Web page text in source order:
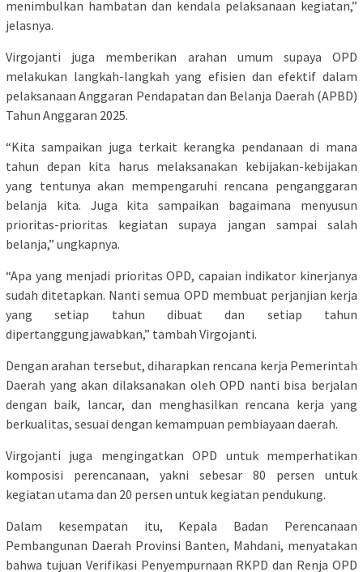
menimbulkan hambatan dan kendala pelaksanaan kegiatan,”
jelasnya.
Virgojanti juga memberikan arahan umum supaya OPD
melakukan langkah-langkah yang efisien dan efektif dalam
pelaksanaan Anggaran Pendapatan dan Belanja Daerah (APBD)
Tahun Anggaran 2025.
“Kita sampaikan juga terkait kerangka pendanaan di mana
tahun depan kita harus melaksanakan kebijakan-kebijakan
yang tentunya akan mempengaruhi rencana penganggaran
belanja kita. Juga kita sampaikan bagaimana menyusun
prioritas-prioritas kegiatan supaya jangan sampai salah
belanja,” ungkapnya.
“Apa yang menjadi prioritas OPD, capaian indikator kinerjanya
sudah ditetapkan. Nanti semua OPD membuat perjanjian kerja
yang setiap tahun dibuat dan setiap tahun
dipertanggungjawabkan,” tambah Virgojanti.
Dengan arahan tersebut, diharapkan rencana kerja Pemerintah
Daerah yang akan dilaksanakan oleh OPD nanti bisa berjalan
dengan baik, lancar, dan menghasilkan rencana kerja yang
berkualitas, sesuai dengan kemampuan pembiayaan daerah.
Virgojanti juga mengingatkan OPD untuk memperhatikan
komposisi perencanaan, yakni sebesar 80 persen untuk
kegiatan utama dan 20 persen untuk kegiatan pendukung.
Dalam kesempatan itu, Kepala Badan Perencanaan
Pembangunan Daerah Provinsi Banten, Mahdani, menyatakan
bahwa tujuan Verifikasi Penyempurnaan RKPD dan Renja OPD